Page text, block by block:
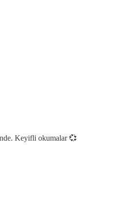
Keyifli okumalar 💞